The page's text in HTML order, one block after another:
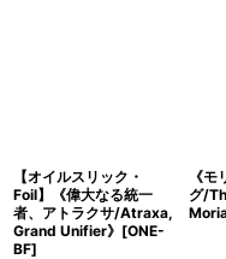
【オイルスリック・
Foil】《偉大なる統一
者、アトラクサ/Atraxa,
Grand Unifier》[ONE-
BF]
《モ
グ/